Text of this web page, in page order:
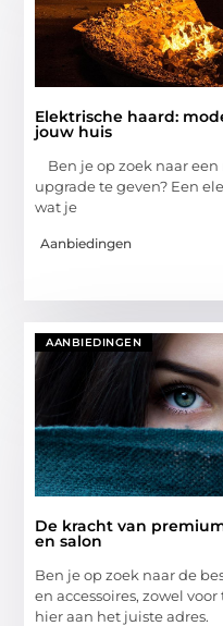
Elektrische haard:
jouw huis
Ben je op zoek naar
upgrade te geven? Een
wat je
Aanbiedingen
AANBIEDINGEN
De kracht van
en salon
Ben je op zoek naar de
en accessoires, zowel
hier aan het juiste adres.